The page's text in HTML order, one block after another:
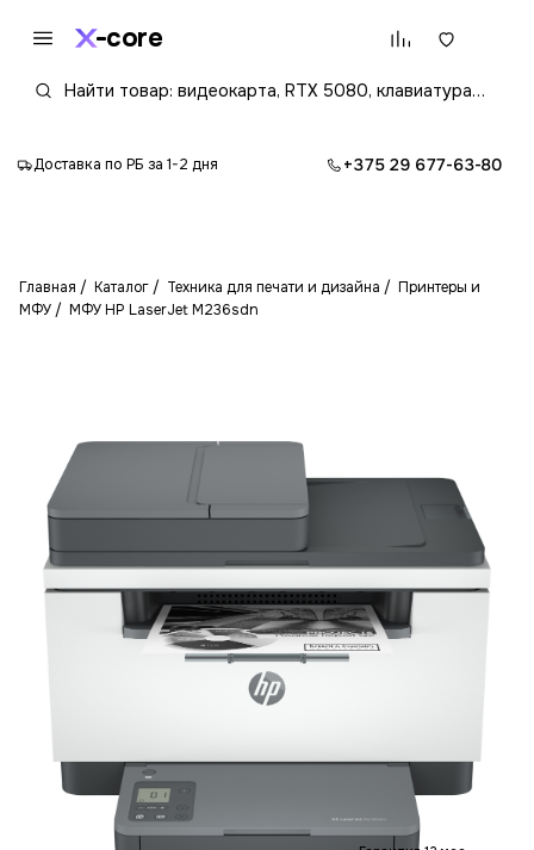
core
Доставка по РБ за 1-2 дня +375 29 677-63-80
Главная Каталог Техника для печати и дизайна
Принтеры и
МФУ
МФУ HP LaserJet M236sdn